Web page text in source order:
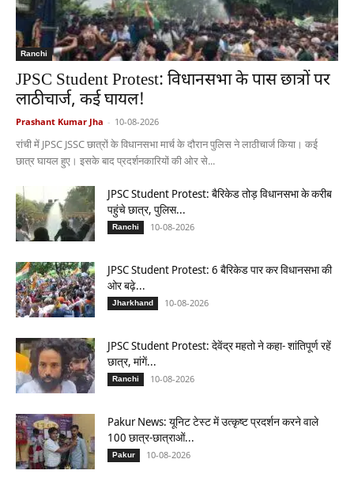
Ranchi
JPSC Student Protest: विधानसभा के पास छात्रों पर
लाठीचार्ज, कई घायल!
Prashant Kumar Jha - 10-08-2026
रांची में JPSC JSSC छात्रों के विधानसभा मार्च के दौरान पुलिस ने लाठीचार्ज किया। कई
छात्र घायल हुए। इसके बाद प्रदर्शनकारियों की ओर से...
JPSC Student Protest: बैरिकेड तोड़ विधानसभा के करीब
पहुंचे छात्र, पुलिस...
Ranchi 10-08-2026
JPSC Student Protest: 6 बैरिकेड पार कर विधानसभा की
ओर बढ़े...
Jharkhand 10-08-2026
JPSC Student Protest: देवेंद्र महतो ने कहा- शांतिपूर्ण रहें
छात्र, मांगें...
Ranchi 10-08-2026
Pakur News: यूनिट टेस्ट में उत्कृष्ट प्रदर्शन करने वाले
100 छात्र-छात्राओं...
Pakur 10-08-2026